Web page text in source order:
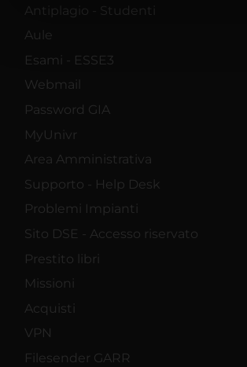
nostri partner che si occupano di analisi
pubblicità e social media, i quali
con altre informazioni che hai fornito loro
Antiplagio - Studenti
Aule
Esami - ESSE3
Webmail
Password GIA
MyUnivr
Area Amministrativa
Supporto - Help Desk
Problemi Impianti
Sito DSE - Accesso riservato
Prestito libri
Missioni
Acquisti
VPN
Filesender GARR